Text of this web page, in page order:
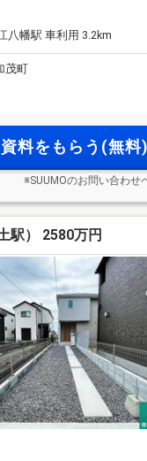
八幡駅 車利用 3.2km
茂町
資料をもらう(無料)
※SUUMOのお問い合わせ
駅） 2580万円